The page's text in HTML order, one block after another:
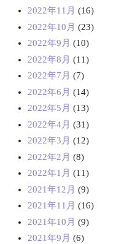
2022年11月 (16)
2022年10月 (23)
2022年9月 (10)
2022年8月 (11)
2022年7月 (7)
2022年6月 (14)
2022年5月 (13)
2022年4月 (31)
2022年3月 (12)
2022年2月 (8)
2022年1月 (11)
2021年12月 (9)
2021年11月 (16)
2021年10月 (9)
2021年9月 (6)